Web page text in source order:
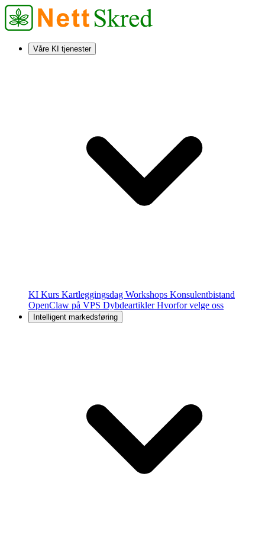
Våre KI tjenester
KI Kurs Kartleggingsdag Workshops Konsulentbistand
OpenClaw på VPS DybdeartiklerHvorfor velge oss
Intelligent markedsføring